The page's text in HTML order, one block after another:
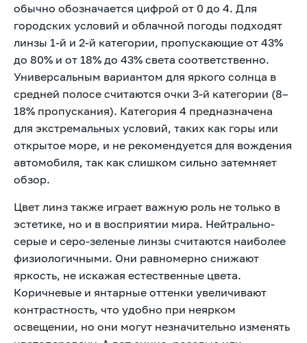
обычно обозначается цифрой от 0 до 4. Для
городских условий и облачной погоды подходят
линзы 1-й и 2-й категории, пропускающие от 43%
до 80% и от 18% до 43% света соответственно.
Универсальным вариантом для яркого солнца в
средней полосе считаются очки 3-й категории (8–
18% пропускания). Категория 4 предназначена
для экстремальных условий, таких как горы или
открытое море, и не рекомендуется для вождения
автомобиля, так как слишком сильно затемняет
обзор.
Цвет линз также играет важную роль не только в
эстетике, но и в восприятии мира. Нейтрально-
серые и серо-зеленые линзы считаются наиболее
физиологичными. Они равномерно снижают
яркость, не искажая естественные цвета.
Коричневые и янтарные оттенки увеличивают
контрастность, что удобно при неярком
освещении, но они могут незначительно изменять